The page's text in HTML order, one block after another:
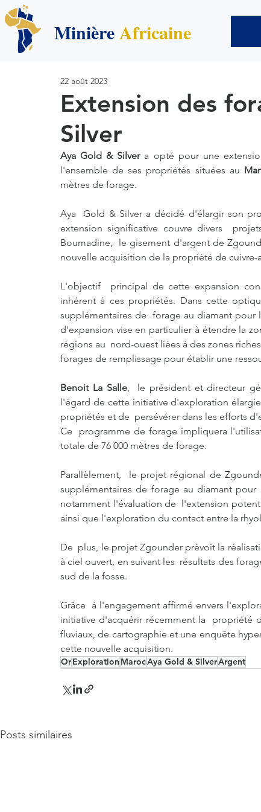
MinièreAfricaine
Extension des
Silver
22 août 2023
Aya Gold & Silver a opté pour une
l'ensemble de ses propriétés situées au
mètres de forage.
Aya  Gold & Silver a décidé d'élargir son
extension significative couvre divers
Boumadine,  le gisement d'argent de
nouvelle acquisition de la propriété de cuivre-
L'objectif  principal de cette expansion
inhérent à ces propriétés. Dans cette
supplémentaires de  forage au diamant pour
d'expansion vise en particulier à étendre la
régions au  nord-ouest liées à des zones
forages de remplissage pour établir une
Benoit La Salle,  le président et directeur
l'égard de cette initiative d'exploration
propriétés et de  persévérer dans les efforts
Ce  programme de forage impliquera
totale de 76 000 mètres de forage.
Parallèlement,  le projet régional de
supplémentaires de forage au diamant
notamment l'évaluation de  l'extension
ainsi que l'exploration du contact entre la
De  plus, le projet Zgounder prévoit la
à ciel ouvert, en suivant les  résultats des
sud de la fosse.
Grâce  à l'engagement affirmé envers
initiative d'acquérir récemment la  propriété
fluviaux, de cartographie et une enquête
cette nouvelle acquisition.
OrExploration MarocAya Gold & SilverArgent
Posts similaires